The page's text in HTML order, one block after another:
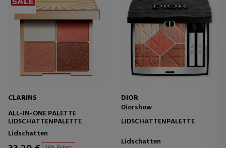
CLARINS
ALL-IN-ONE PALETTE
LIDSCHATTENPALETTE
Lidschatten
DIOR
Diorshow
LIDSCHATTENPALETTE
Lidschatten